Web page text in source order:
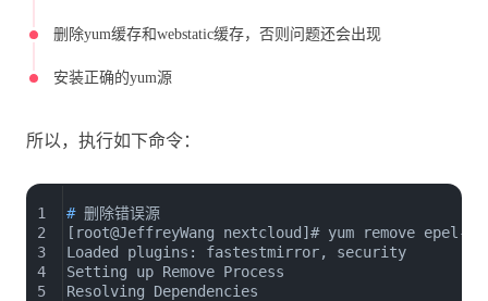
删除yum缓存和webstatic缓存，否则问题还会出现
安装正确的yum源
所以，执行如下命令：
1
2
3
4
5
# 删除错误源
[root@JeffreyWang nextcloud]# yum remove epel-
Loaded plugins: fastestmirror, security
Setting up Remove Process
Resolving Dependencies